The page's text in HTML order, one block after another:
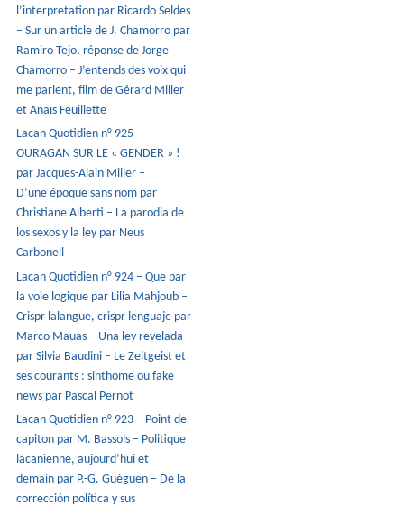
l’interpretation par Ricardo Seldes
– Sur un article de J. Chamorro par
Ramiro Tejo, réponse de Jorge
Chamorro – J’entends des voix qui
me parlent, film de Gérard Miller
et Anaïs Feuillette
Lacan Quotidien n° 925 –
OURAGAN SUR LE « GENDER » !
par Jacques-Alain Miller –
D’une époque sans nom par
Christiane Alberti – La parodia de
los sexos y la ley par Neus
Carbonell
Lacan Quotidien n° 924 – Que par
la voie logique par Lilia Mahjoub –
Crispr lalangue, crispr lenguaje par
Marco Mauas – Una ley revelada
par Silvia Baudini – Le Zeitgeist et
ses courants : sinthome ou fake
news par Pascal Pernot
Lacan Quotidien n° 923 – Point de
capiton par M. Bassols – Politique
lacanienne, aujourd’hui et
demain par P.-G. Guéguen – De la
corrección política y sus